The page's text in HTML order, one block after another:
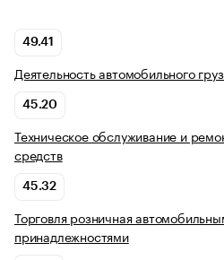
49.41
Деятельность автомобильного
45.20
Техническое обслуживание и
средств
45.32
Торговля розничная
принадлежностями